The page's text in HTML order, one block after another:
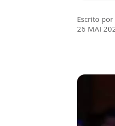
Escrito por
26 MAI